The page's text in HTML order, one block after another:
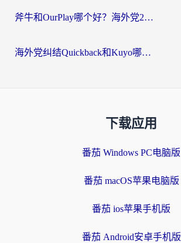
斧牛和OurPlay哪个好？海外党2026亲测：选对加速器，国内资源秒加载
海外党纠结Quickback和Kuyo哪个好？选对回国加速器才能无缝刷国内资源
下载应用
番茄 Windows PC电脑版
番茄 macOS苹果电脑版
番茄 ios苹果手机版
番茄 Android安卓手机版